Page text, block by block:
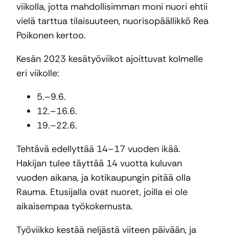
viikolla, jotta mahdollisimman moni nuori ehtii
vielä tarttua tilaisuuteen, nuorisopäällikkö Rea
Poikonen kertoo.
Kesän 2023 kesätyöviikot ajoittuvat kolmelle
eri viikolle:
5.–9.6.
12.–16.6.
19.–22.6.
Tehtävä edellyttää 14–17 vuoden ikää.
Hakijan tulee täyttää 14 vuotta kuluvan
vuoden aikana, ja kotikaupungin pitää olla
Rauma. Etusijalla ovat nuoret, joilla ei ole
aikaisempaa työkokemusta.
Työviikko kestää neljästä viiteen päivään, ja